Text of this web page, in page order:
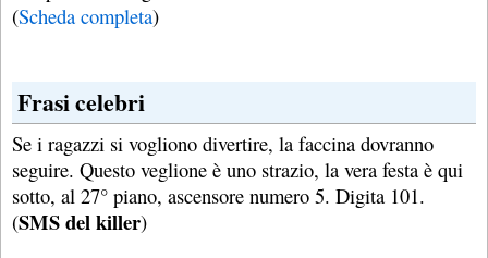
(Scheda completa)
Frasi celebri
Se i ragazzi si vogliono divertire, la faccina dovranno
seguire. Questo veglione è uno strazio, la vera festa è qui
sotto, al 27° piano, ascensore numero 5. Digita 101.
(SMS del killer)